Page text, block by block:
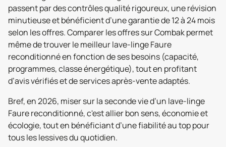
passent par des contrôles qualité rigoureux, une révision
minutieuse et bénéficient d’une garantie de 12 à 24 mois
selon les offres. Comparer les offres sur Combak permet
même de trouver le meilleur lave-linge Faure
reconditionné en fonction de ses besoins (capacité,
programmes, classe énergétique), tout en profitant
d’avis vérifiés et de services après-vente adaptés.
Bref, en 2026, miser sur la seconde vie d’un lave-linge
Faure reconditionné, c'est allier bon sens, économie et
écologie, tout en bénéficiant d’une fiabilité au top pour
tous les lessives du quotidien.